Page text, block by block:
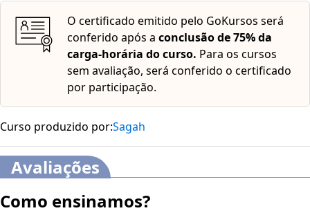
O certificado emitido pelo GoKursos será
conferido após a conclusão de 75% da
carga-horária do curso. Para os cursos
sem avaliação, será conferido o certificado
por participação.
Curso produzido por:Sagah
Avaliações
Como ensinamos?